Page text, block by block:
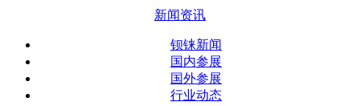
新闻资讯
钡铼新闻
国内参展
国外参展
行业动态